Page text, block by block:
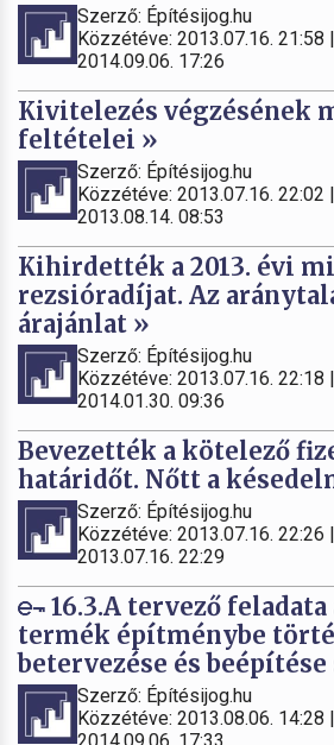
Szerző: Építésijog.hu
Közzétéve: 2013.07.16.
2014.09.06. 17:26
Kivitelezés végzésének
feltételei »
Szerző: Építésijog.hu
Közzétéve: 2013.07.16.
2013.08.14. 08:53
Kihirdették a 2013. évi
rezsióradíjat. Az
árajánlat »
Szerző: Építésijog.hu
Közzétéve: 2013.07.16.
2014.01.30. 09:36
Bevezették a kötelező
határidőt. Nőtt a
Szerző: Építésijog.hu
Közzétéve: 2013.07.16.
2013.07.16. 22:29
16.3.A tervező
termék építménybe
betervezése és beépítése
Szerző: Építésijog.hu
Közzétéve: 2013.08.06.
2014.09.06. 17:33